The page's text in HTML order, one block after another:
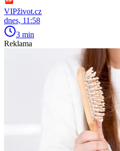
VIPživot.cz
dnes, 11:58
3 min
Reklama